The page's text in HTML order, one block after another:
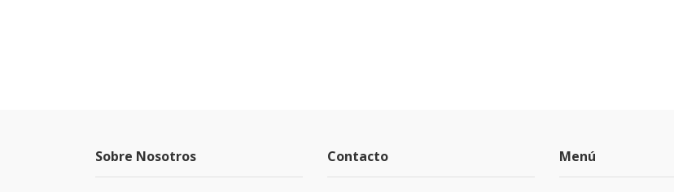
Sobre Nosotros Contacto Menú